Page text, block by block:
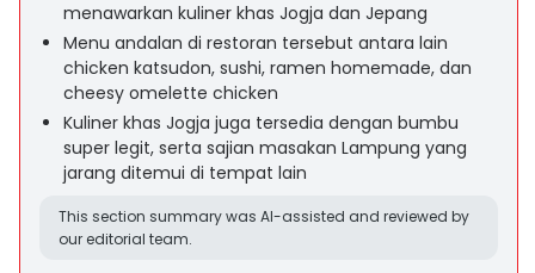
menawarkan kuliner khas Jogja dan Jepang
Menu andalan di restoran tersebut antara lain
chicken katsudon, sushi, ramen homemade, dan
cheesy omelette chicken
Kuliner khas Jogja juga tersedia dengan bumbu
super legit, serta sajian masakan Lampung yang
jarang ditemui di tempat lain
This section summary was AI-assisted and reviewed by
our editorial team.